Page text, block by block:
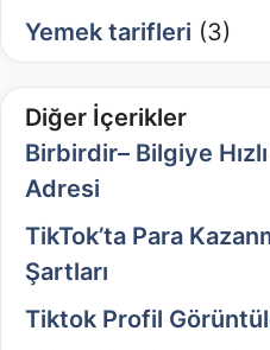
Yemek tarifleri (3)
Diğer İçerikler
Birbirdir– Bilgiye
Adresi
TikTok’ta Para
Şartları
Tiktok Profil